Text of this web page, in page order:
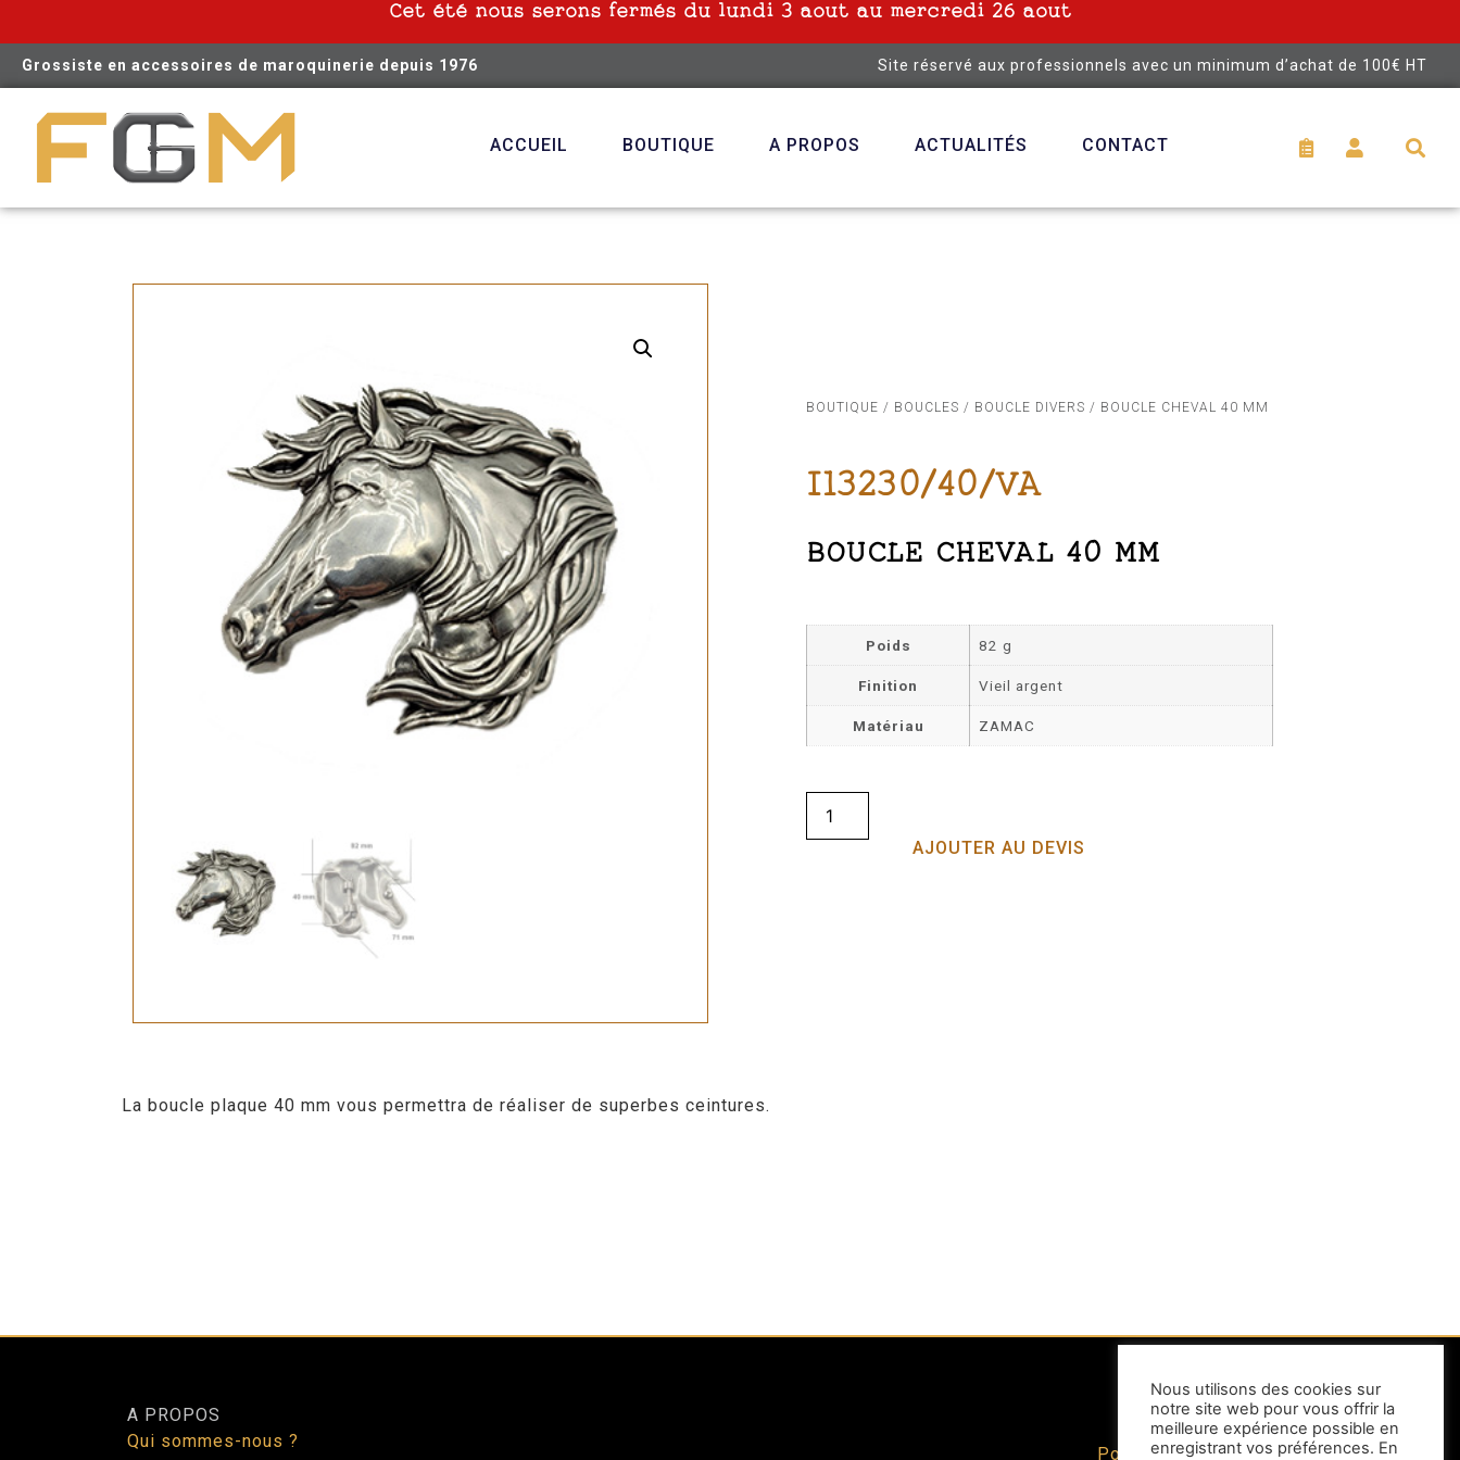
Cet été nous serons fermés du lundi 3 aout au mercredi 26 aout
Grossiste en accessoires de maroquinerie depuis 1976 Site réservé aux professionnels avec un minimum d’achat de 100€ HT
ACCUEIL BOUTIQUE A PROPOS ACTUALITÉS CONTACT
BOUTIQUE / BOUCLES / BOUCLE DIVERS / BOUCLE CHEVAL 40 MM
I13230/40/VA
BOUCLE CHEVAL 40 MM
Poids 82 g
Finition Vieil argent
Matériau ZAMAC
AJOUTER AU DEVIS
La boucle plaque 40 mm vous permettra de réaliser de superbes ceintures.
A PROPOS
Qui sommes-nous ?
INFORMATIONS
Politique de confidentialité
Nous utilisons des cookies sur
notre site web pour vous offrir la
meilleure expérience possible en
enregistrant vos préférences. En